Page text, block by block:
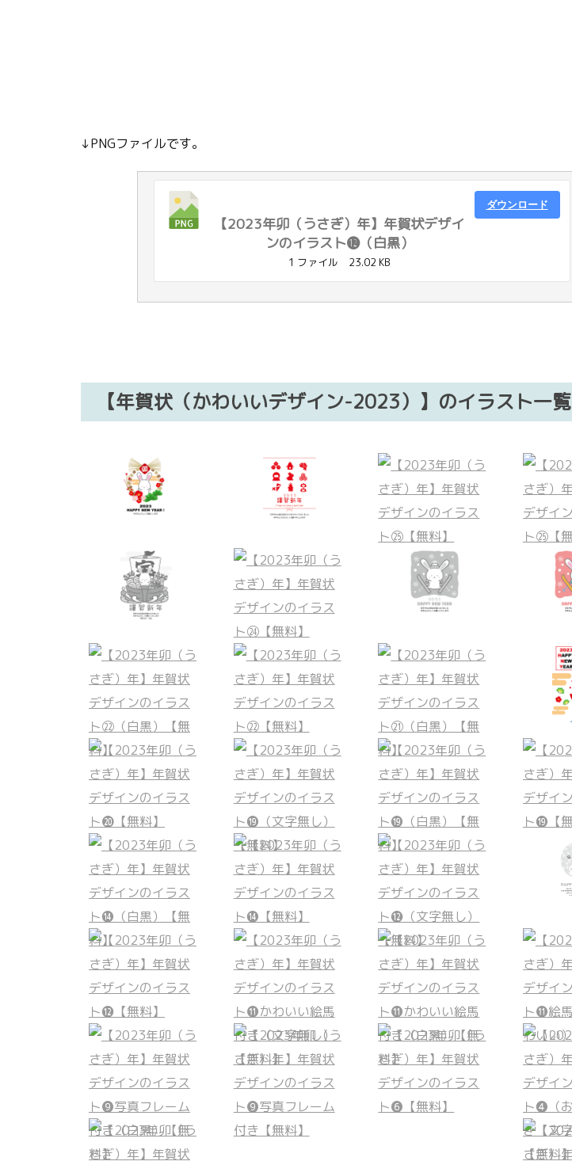
↓PNGファイルです。
【2023年卯（うさぎ）年】年賀状デザイ
ンのイラスト⓬（白黒）
1 ファイル 23.02 KB
ダウンロード
【年賀状（かわいいデザイン-2023）】のイラスト一覧